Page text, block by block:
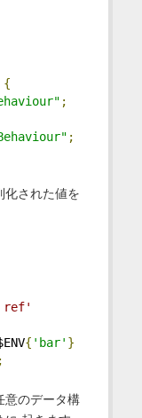
{
;
;
化された値を
ref'
{ 'bar' }
意のデータ構